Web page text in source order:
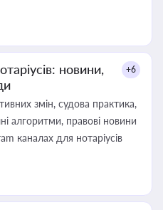
новини,
+6
змін, судова практика,
алгоритми, правові новини
каналах для нотаріусів